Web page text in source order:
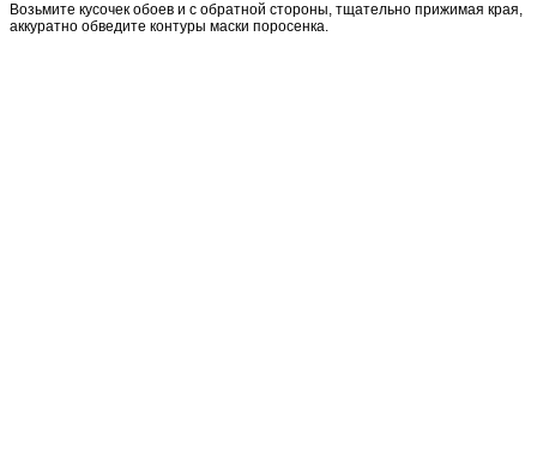
Возьмите кусочек обоев и с обратной стороны, тщательно прижимая края,
аккуратно обведите контуры маски поросенка.